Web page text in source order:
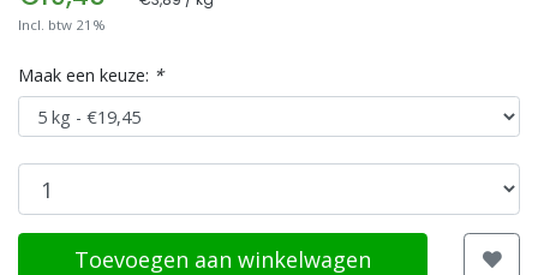
Incl. btw 21%
Maak een keuze: *
Toevoegen aan winkelwagen